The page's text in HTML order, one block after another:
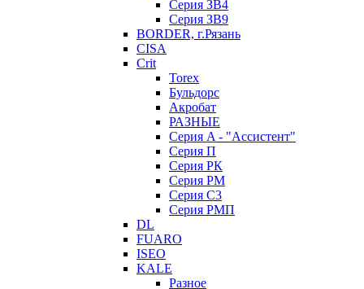
Серия ЗВ4
Серия ЗВ9
BORDER, г.Рязань
CISA
Crit
Torex
Бульдорс
Акробат
РАЗНЫЕ
Серия A - "Ассистент"
Серия П
Серия РК
Серия РМ
Серия С3
Серия РМП
DL
FUARO
ISEO
KALE
Разное